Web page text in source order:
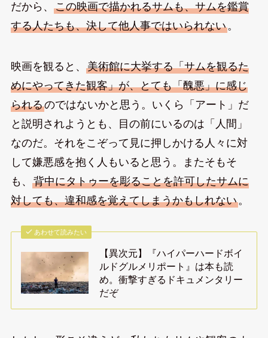
だから、 この映画で描かれるサムも、サムを鑑賞
する人たちも、決して他人事ではいられない。
映画を観ると、 美術館に大挙する「サムを観るた
めにやってきた観客」が、とても「醜悪」に感じ
られるのではないかと思う。いくら「アート」だ
と説明されようとも、目の前にいるのは「人間」
なのだ。それをこぞって見に押しかける人々に対
して嫌悪感を抱く人もいると思う。またそもそ
も、 背中にタトゥーを彫ることを許可したサムに
対しても、違和感を覚えてしまうかもしれない。
あわせて読みたい
【異次元】『ハイパーハードボイ
ルドグルメリポート』は本も読
め。衝撃すぎるドキュメンタリー
だぞ